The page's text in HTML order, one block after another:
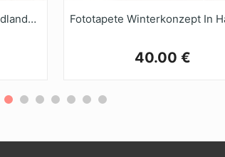
Fototapete Winterwunderlandlandschaft Mit Wasserfarben Gemalt
40.00 €